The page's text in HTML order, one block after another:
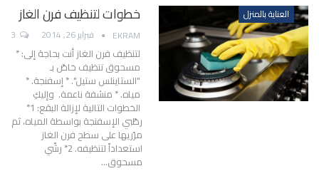
العناية بالمنزل خطوات لتنظيف فرن الغاز
EKRAM فبراير 26, 2014
لتنظيف فرن الغاز أنت بحاجة إلى: *
مسحوق تنظيف خاصّ بـ
"الستاينلس ستيل". * إسفنجة. *
مياه. * منشفة ناعمة. وإليكِ
الخطوات التالية لإزالة البقع: 1*
رطّبي الإسفنجة بواسطة المياه، ثم
مرّريها على سطح فرن الغاز
استعداداً لتنظيفه. 2* رشّي
مسحوق…